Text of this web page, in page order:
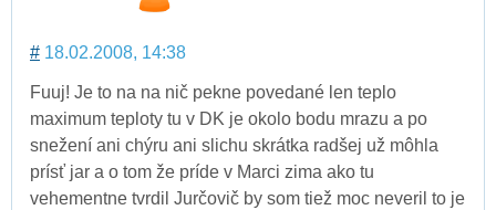
# 18.02.2008, 14:38
Fuuj! Je to na na nič pekne povedané len teplo
maximum teploty tu v DK je okolo bodu mrazu a po
snežení ani chýru ani slichu skrátka radšej už môhla
prísť jar a o tom že príde v Marci zima ako tu
vehementne tvrdil Jurčovič by som tiež moc neveril to je